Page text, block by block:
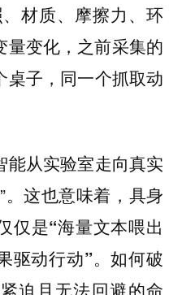
材质、摩擦力、环
变化，之前采集的
桌子，同一个抓取动
能从实验室走向真实
这也意味着， 具身
仅是“海量文本喂出
驱动行动”。如何破
迫且无法回避的命